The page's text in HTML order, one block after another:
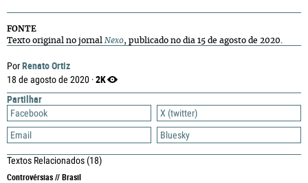
PorRenato Ortiz
18 de agosto de 2020 ·2K
Partilhar
Facebook
X (twitter)
Email
Bluesky
Textos Relacionados(18)
Controvérsias // Brasil
FONTE
Texto original no jornal Nexo, publicado no dia 15 de agosto de 2020.